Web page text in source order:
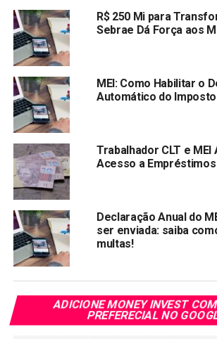
Detrans, notas fiscais eletrônicas,
de créditos, clinicas e hospitais, além de
liberais, em síntese, praticamente nada
dos Fisco.
Este ano temos a obrigatoriedade de
informações detalhadas sobre os bens,
imóvel entre outros. Ainda não podemos
entrega das declarações, que passam a
meios já conhecido com o envio através
celulares, por meio de aplicativo (
renda), dentre outros.
Outro avanço e facilidade se refere as
preenchidas, tendo o declarante
contribuinte fará suas declarações com
confiáveis e seguras e, assim,
R$ 250 Mi para
Sebrae Dá Força aos
MEI: Como Habilitar o
Automático do Imposto
Trabalhador CLT e MEI
Acesso a
Declaração Anual do
ser enviada: saiba
multas!
ADICIONE MONEY INVEST
PREFERECIAL NO